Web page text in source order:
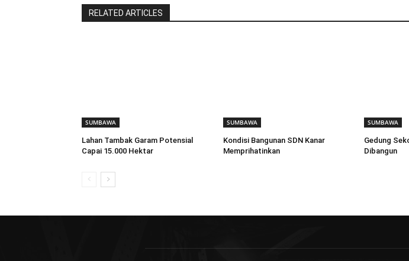
RELATED ARTICLES
SUMBAWA
Lahan Tambak Garam Potensial
Capai 15.000 Hektar
SUMBAWA
Kondisi Bangunan SDN Kanar
Memprihatinkan
SUMBAWA
Gedung
Dibangun